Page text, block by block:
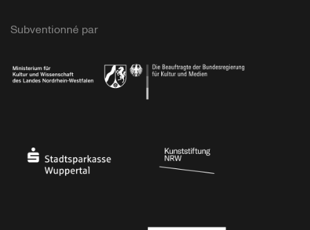
Subventionné par